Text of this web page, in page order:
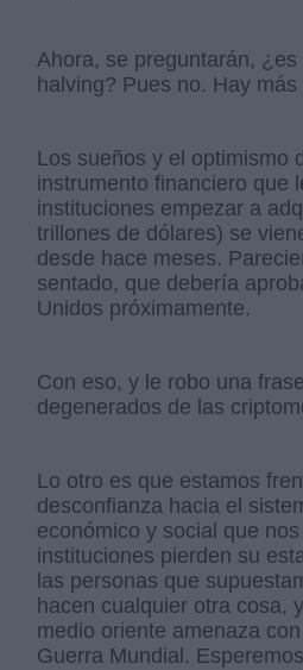
Ahora, se preguntarán, ¿es
halving? Pues no. Hay
Los sueños y el optimismo
instrumento financiero que
instituciones empezar a
trillones de dólares) se
desde hace meses.
sentado, que debería
Unidos próximamente.
Con eso, y le robo una
degenerados de las
Lo otro es que estamos
desconfianza hacia el
económico y social que
instituciones pierden su
las personas que
hacen cualquier otra cosa,
medio oriente amenaza
Guerra Mundial.